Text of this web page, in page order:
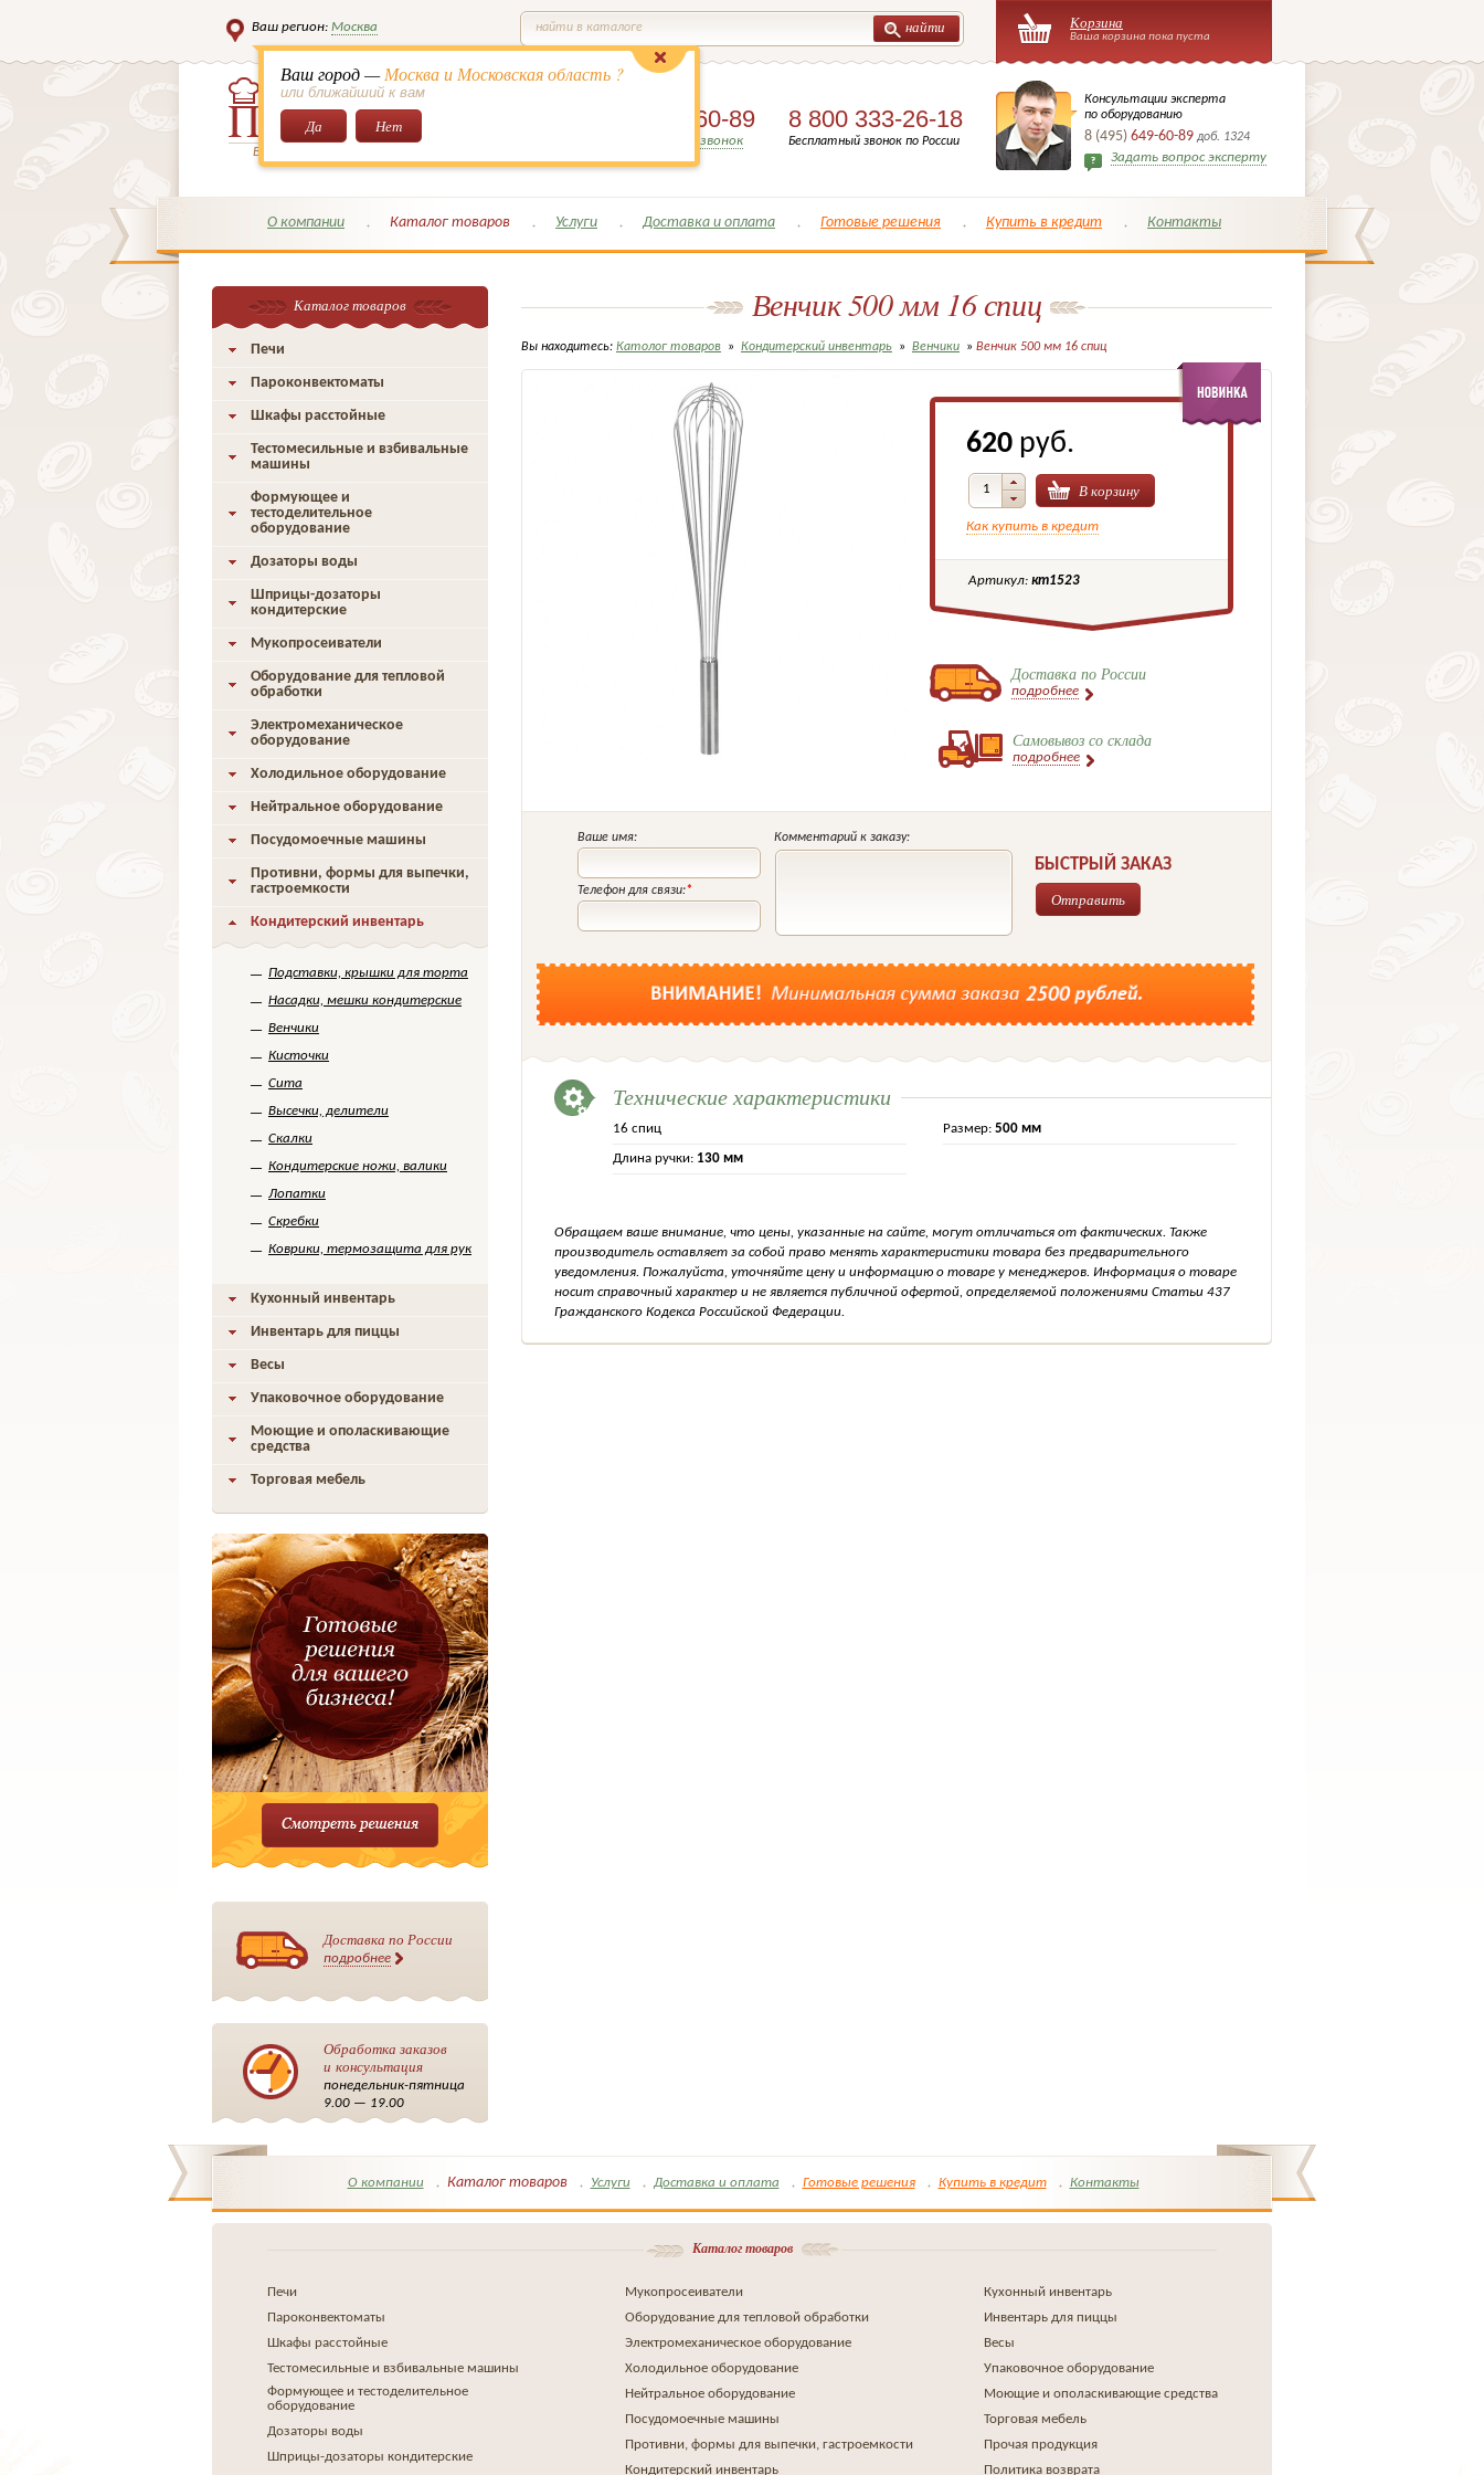
Ваш регион: Москва
Ваш город —Москва и Московская область ?
или ближайший к вам
Да Нет
Корзина
Ваша корзина пока пуста
найти в каталоге найти
Всё для кондитеров и поваров!
649-60-89
Заказать обратный звонок
8 800 333-26-18
Бесплатный звонок по России
Консультации эксперта
по оборудованию
8 (495) 649-60-89 доб. 1324
Задать вопрос эксперту
О компании Каталог товаров Услуги Доставка и оплата Готовые решения Купить в кредит Контакты
Венчик 500 мм 16 спиц
Вы находитесь: Католог товаров » Кондитерский инвентарь » Венчики » Венчик 500 мм 16 спиц
620 руб.
В корзину
Как купить в кредит
Артикул: кт1523
Доставка по России
подробнее
Самовывоз со склада
подробнее
Ваше имя:
Телефон для связи:*
Комментарий к заказу:
БЫСТРЫЙ ЗАКАЗ
Отправить
Технические характеристики
16 спиц Размер: 500 мм
Длина ручки: 130 мм
Обращаем ваше внимание, что цены, указанные на сайте, могут отличаться от фактических. Также
производитель оставляет за собой право менять характеристики товара без предварительного
уведомления. Пожалуйста, уточняйте цену и информацию о товаре у менеджеров. Информация о товаре
носит справочный характер и не является публичной офертой, определяемой положениями Статьи 437
Гражданского Кодекса Российской Федерации.
Каталог товаров
Печи
Пароконвектоматы
Шкафы расстойные
Тестомесильные и взбивальные
машины
Формующее и
тестоделительное
оборудование
Дозаторы воды
Шприцы-дозаторы
кондитерские
Мукопросеиватели
Оборудование для тепловой
обработки
Электромеханическое
оборудование
Холодильное оборудование
Нейтральное оборудование
Посудомоечные машины
Противни, формы для выпечки,
гастроемкости
Кондитерский инвентарь
Подставки, крышки для торта
Насадки, мешки кондитерские
Венчики
Кисточки
Сита
Высечки, делители
Скалки
Кондитерские ножи, валики
Лопатки
Скребки
Коврики, термозащита для рук
Кухонный инвентарь
Инвентарь для пиццы
Весы
Упаковочное оборудование
Моющие и ополаскивающие
средства
Торговая мебель
Доставка по России
подробнее
Обработка заказов
и консультация
понедельник-пятница
9.00 — 19.00
О компании Каталог товаров Услуги Доставка и оплата Готовые решения Купить в кредит Контакты
Каталог товаров
Печи
Пароконвектоматы
Шкафы расстойные
Тестомесильные и взбивальные машины
Формующее и тестоделительное
оборудование
Дозаторы воды
Шприцы-дозаторы кондитерские
Мукопросеиватели
Оборудование для тепловой обработки
Электромеханическое оборудование
Холодильное оборудование
Нейтральное оборудование
Посудомоечные машины
Противни, формы для выпечки, гастроемкости
Кондитерский инвентарь
Кухонный инвентарь
Инвентарь для пиццы
Весы
Упаковочное оборудование
Моющие и ополаскивающие средства
Торговая мебель
Прочая продукция
Политика возврата